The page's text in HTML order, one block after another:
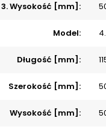
3. Wysokość [mm]:
Model:
Długość [mm]:
Szerokość [mm]:
Wysokość [mm]: